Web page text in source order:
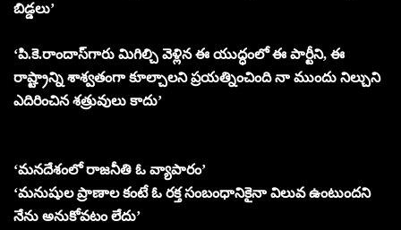
బిడ్డ‌లు’
‘పి.కె.రాందాస్‌గారు మిగిల్చి వెళ్లిన ఈ యుద్ధంలో ఈ పార్టీని, ఈ
రాష్ట్రాన్ని శాశ్వ‌తంగా కూల్చాల‌ని ప్ర‌య‌త్నించింది నా ముందు నిల్చుని
ఎదిరించిన శ‌త్రువులు కాదు’
‘మ‌న‌దేశంలో రాజ‌నీతి ఓ వ్యాపారం’
‘మ‌నుషుల ప్రాణాల కంటే ఓ ర‌క్త సంబంధానికైనా విలువ ఉంటుంద‌ని
నేను అనుకోవ‌టం లేదు’